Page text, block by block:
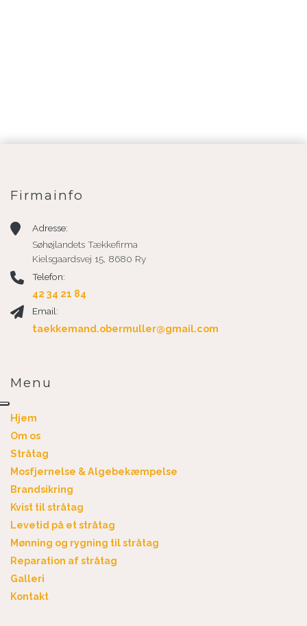
Firmainfo
Adresse:
Søhøjlandets Tækkefirma
Kielsgaardsvej 15, 8680 Ry
Telefon:
42 34 21 84
Email:
taekkemand.obermuller@gmail.com
Menu
Hjem
Om os
Stråtag
Mosfjernelse & Algebekæmpelse
Brandsikring
Kvist til stråtag
Levetid på et stråtag
Mønning og rygning til stråtag
Reparation af stråtag
Galleri
Kontakt